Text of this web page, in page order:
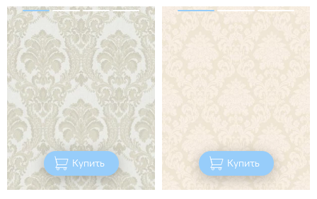
Купить Купить